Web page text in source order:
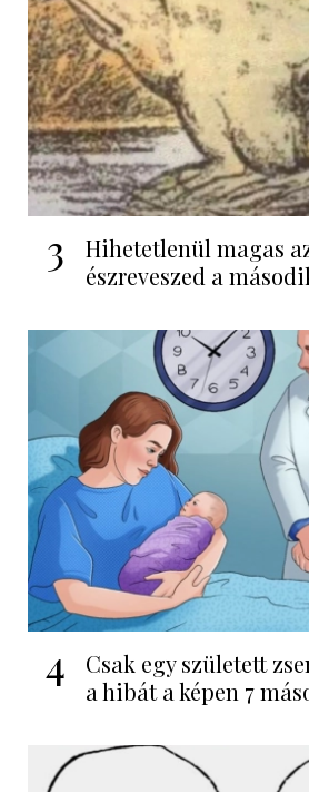
3
Hihetetlenül magas
észreveszed a
4
Csak egy született
a hibát a képen 7